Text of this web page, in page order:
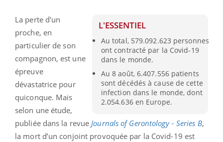
L'ESSENTIEL
Au total, 579.092.623 personnes
ont contracté par la Covid-19
dans le monde.
Au 8 août, 6.407.556 patients
sont décédés à cause de cette
infection dans le monde, dont
2.054.636 en Europe.
La perte d'un
proche, en
particulier de son
compagnon, est une
épreuve
dévastatrice pour
quiconque. Mais
selon une étude,
publiée dans la revue Journals of Gerontology - Series B,
la mort d’un conjoint provoquée par la Covid-19 est